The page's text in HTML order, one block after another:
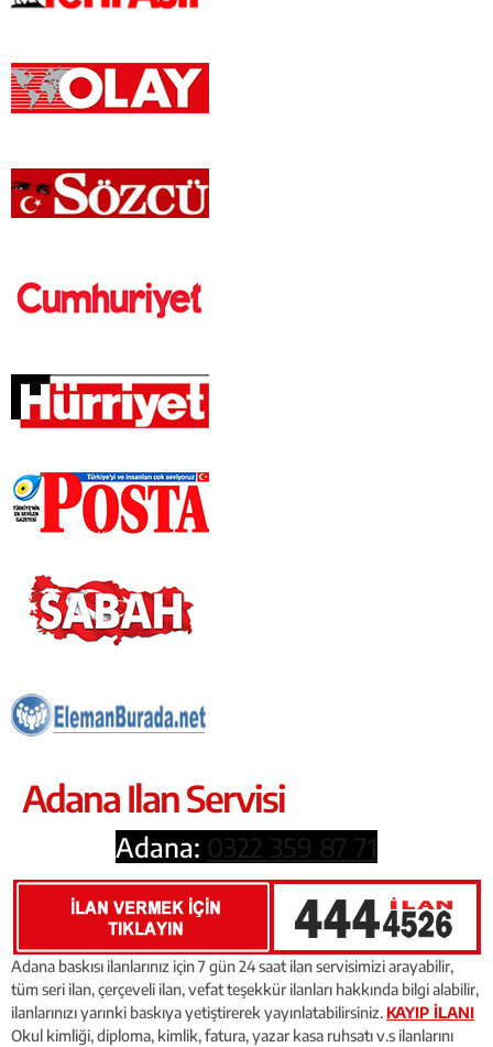
Adana Ilan Servisi
Adana: 0322 359 87 71
Adana baskısı ilanlarınız için 7 gün 24 saat ilan servisimizi arayabilir,
tüm seri ilan, çerçeveli ilan, vefat teşekkür ilanları hakkında bilgi alabilir,
ilanlarınızı yarınki baskıya yetiştirerek yayınlatabilirsiniz. KAYIP İLANI
Okul kimliği, diploma, kimlik, fatura, yazar kasa ruhsatı v.s ilanlarını